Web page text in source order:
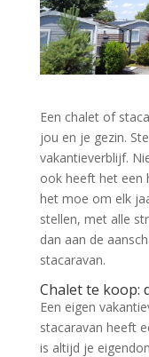
Een chalet of
jou en je gezin.
vakantieverblijf.
ook heeft het een
het moe om elk
stellen, met alle
dan aan de
stacaravan.
Chalet te koop:
Een eigen
stacaravan heeft
is altijd je